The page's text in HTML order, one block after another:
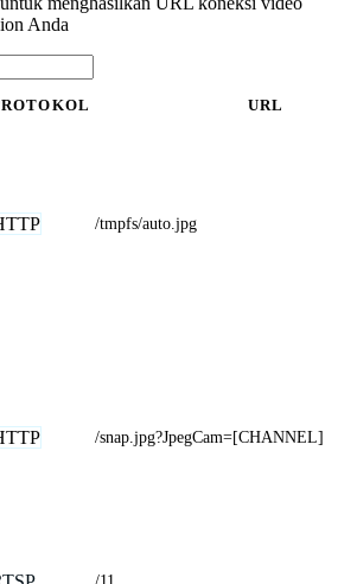
Anda
URL
/tmpfs/auto.jpg
/snap.jpg?JpegCam=[CHANNEL]